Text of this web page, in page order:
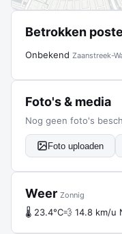
Betrokken
Onbekend Zaanstreek-
Foto's & media
Nog geen foto's
Foto uploaden
Weer Zonnig
🌡 23.4°C💨 14.8 km/u